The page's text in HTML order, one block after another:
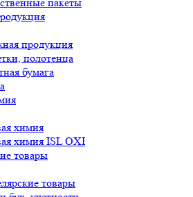
продукция
полотенца
бумага
химия
химия ISL OXI
товары
товары